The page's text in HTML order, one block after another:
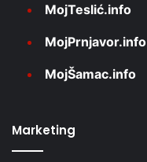
MojTeslić.info
MojPrnjavor.info
MojŠamac.info
Marketing